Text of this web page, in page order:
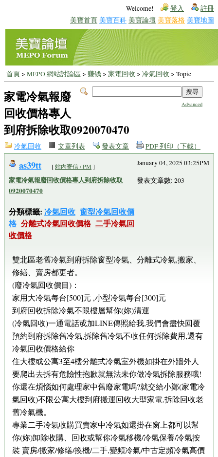
Welcome! 登入 註冊
美寶首頁 美寶百科 美寶論壇 美寶落格 美寶地圖
首頁> MEPO 網站討論區> 赚钱> 家電回收 > 冷氣回收 > Topic
Advanced
家電冷氣報廢
回收價格專人
到府拆除收取0920070470
冷氣回收 文章列表 發表文章 PDF 列印（下載）
as39tt [站內寄信 / PM ]
家電冷氣報廢回收價格專人到府拆除收取
0920070470
分類標籤: 冷氣回收 窗型冷氣回收價
格 分離式冷氣回收價格 二手冷氣回
收價格
January 04, 2025 03:25PM
發表文章數: 203
雙北區老舊冷氣到府拆除窗型冷氣、分離式冷氣,搬家、
修繕、賣房都更者。
(廢冷氣回收價目)：
家用大冷氣每台[500]元 ,小型冷氣每台[300]元
到府回收拆除冷氣不限樓層幫你(妳)清運
(冷氣回收)一通電話戓加LINE傳照給我,我們會盡快回覆
預約到府拆除舊冷氣,拆除舊冷氣不收任何拆除費用,還有
冷氣回收價格給你
住大樓或公寓3至4樓分離式冷氣室外機如掛在外牆外人
要爬出去拆有危險性抱歉就無法未你做冷氣拆除服務哦!
你還在煩惱如何處理家中舊廢家電嗎?就交給小鄭(家電冷
氣回收)不限公寓大樓到府搬運回收大型家電,拆除回收老
舊冷氣機。
專業二手冷氣收購買賣家中冷氣如還掛在窗上都可以幫
你(妳)卸除收購、回收或幫你冷氣移機/冷氣保養/冷氣按
裝 賣房/搬家/修缮/換機/二手,變頻冷氣/中古定頻冷氣高價